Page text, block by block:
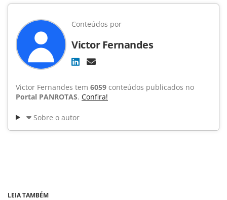
Conteúdos por
Victor Fernandes
Victor Fernandes tem 6059 conteúdos publicados no
Portal PANROTAS. Confira!
Sobre o autor
LEIA TAMBÉM